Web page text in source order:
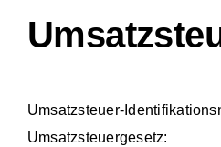
Umsatzsteuer-
Umsatzsteuergesetz: